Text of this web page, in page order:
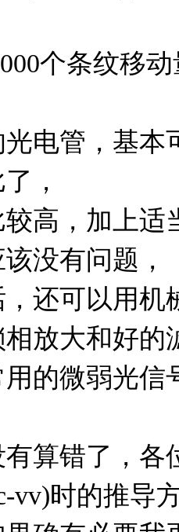
个条纹移
电管，基本
，
高，加上适
没有问题，
还可以用机
放大和好的
的微弱光信
算错了，各
vv)时的推导